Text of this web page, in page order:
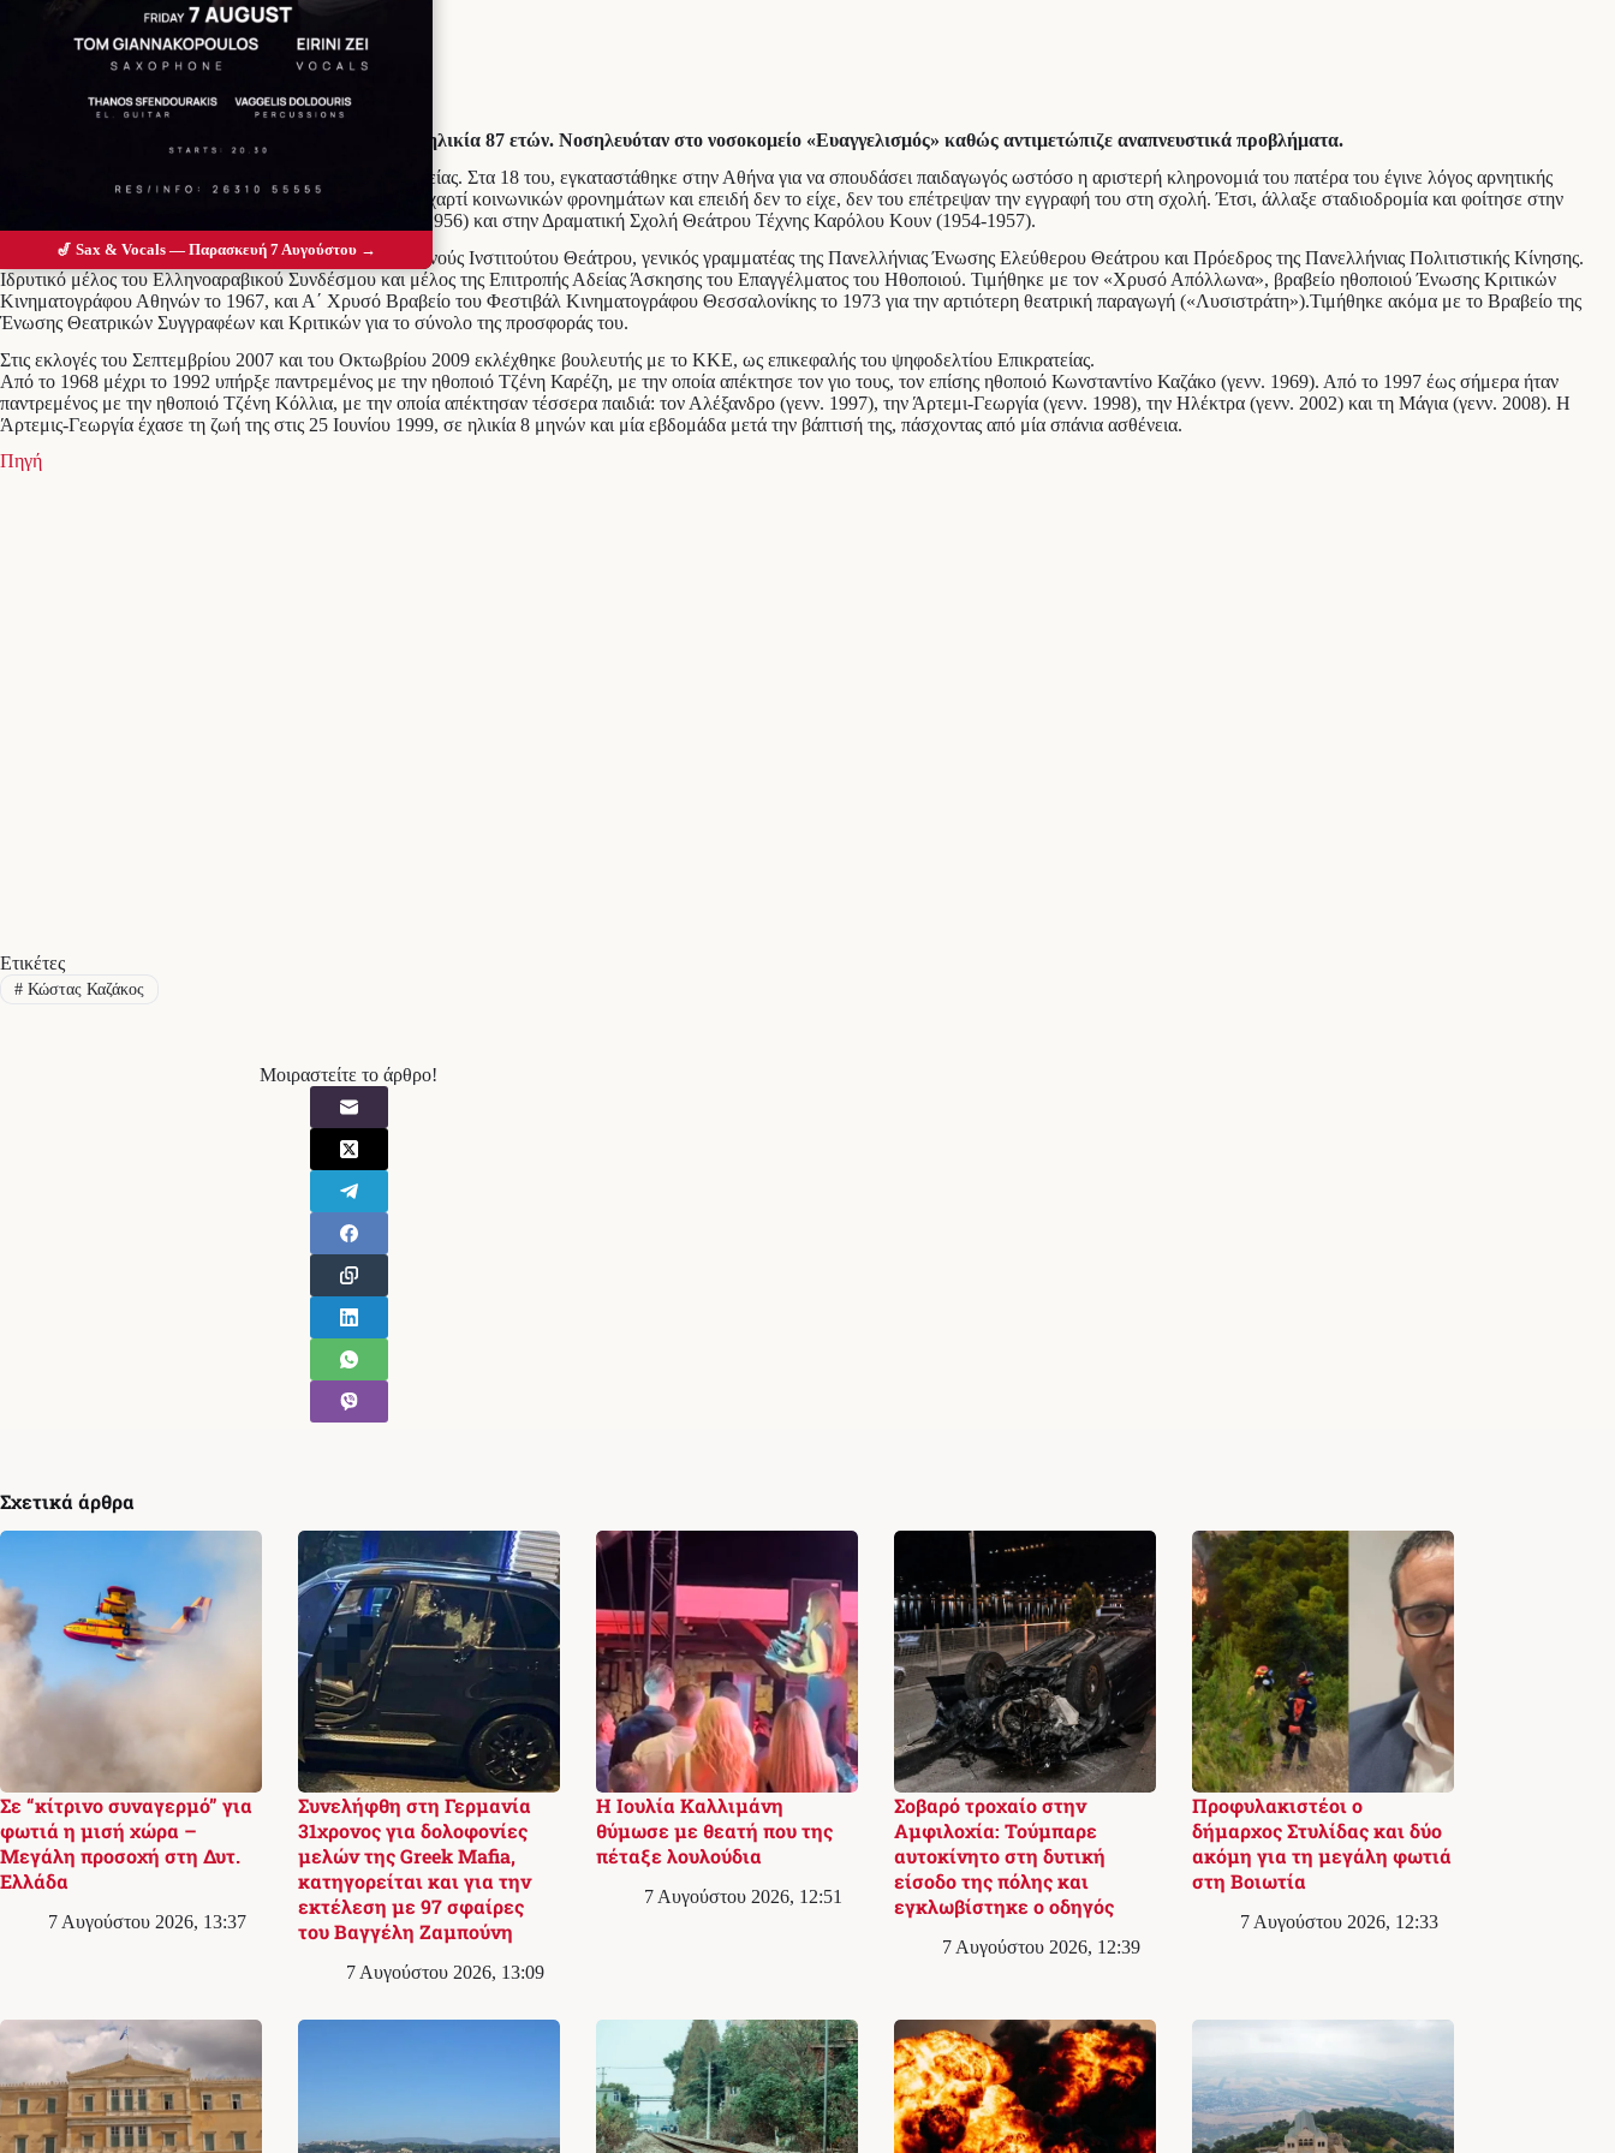
Προσθέστε το Messolonghi Voice ως
Καζάκος, σε ηλικία 87 ετών. Νοσηλευόταν στο νοσοκομείο «Ευαγγελισμός» καθώς αντιμετώπιζε αναπνευστικά προβλήματα.
Ο Κώστας Καζάκος γεννήθηκε το 1935 στον Πύργο Ηλείας. Στα 18 του, εγκαταστάθηκε στην Αθήνα για να σπουδάσει παιδαγωγός ωστόσο η αριστερή κληρονομιά του πατέρα του έγινε λόγος αρνητικής
αντιμετώπισής του από το πανεπιστήμιο. Του ζητούσαν χαρτί κοινωνικών φρονημάτων και επειδή δεν το είχε, δεν του επέτρεψαν την εγγραφή του στη σχολή. Έτσι, άλλαξε σταδιοδρομία και φοίτησε στην
Σχολή Κινηματογράφου Λυκούργου Σταυράκου (1953-1956) και στην Δραματική Σχολή Θεάτρου Τέχνης Καρόλου Κουν (1954-1957).
Υπήρξε αντιπρόεδρος του Ελληνικού Κέντρου του Διεθνούς Ινστιτούτου Θεάτρου, γενικός γραμματέας της Πανελλήνιας Ένωσης Ελεύθερου Θεάτρου και Πρόεδρος της Πανελλήνιας Πολιτιστικής Κίνησης.
Ιδρυτικό μέλος του Ελληνοαραβικού Συνδέσμου και μέλος της Επιτροπής Αδείας Άσκησης του Επαγγέλματος του Ηθοποιού. Τιμήθηκε με τον «Χρυσό Απόλλωνα», βραβείο ηθοποιού Ένωσης Κριτικών
Κινηματογράφου Αθηνών το 1967, και Α΄ Χρυσό Βραβείο του Φεστιβάλ Κινηματογράφου Θεσσαλονίκης το 1973 για την αρτιότερη θεατρική παραγωγή («Λυσιστράτη»).Τιμήθηκε ακόμα με το Βραβείο της
Ένωσης Θεατρικών Συγγραφέων και Κριτικών για το σύνολο της προσφοράς του.
Στις εκλογές του Σεπτεμβρίου 2007 και του Οκτωβρίου 2009 εκλέχθηκε βουλευτής με το ΚΚΕ, ως επικεφαλής του ψηφοδελτίου Επικρατείας.
Από το 1968 μέχρι το 1992 υπήρξε παντρεμένος με την ηθοποιό Τζένη Καρέζη, με την οποία απέκτησε τον γιο τους, τον επίσης ηθοποιό Κωνσταντίνο Καζάκο (γενν. 1969). Από το 1997 έως σήμερα ήταν
παντρεμένος με την ηθοποιό Τζένη Κόλλια, με την οποία απέκτησαν τέσσερα παιδιά: τον Αλέξανδρο (γενν. 1997), την Άρτεμι-Γεωργία (γενν. 1998), την Ηλέκτρα (γενν. 2002) και τη Μάγια (γενν. 2008). Η
Άρτεμις-Γεωργία έχασε τη ζωή της στις 25 Ιουνίου 1999, σε ηλικία 8 μηνών και μία εβδομάδα μετά την βάπτισή της, πάσχοντας από μία σπάνια ασθένεια.
Πηγή
Ετικέτες
#Κώστας Καζάκος
Μοιραστείτε το άρθρο!
Σχετικά άρθρα
Σε “κίτρινο συναγερμό” για
φωτιά η μισή χώρα –
Μεγάλη προσοχή στη Δυτ.
Ελλάδα
7 Αυγούστου 2026, 13:37
Συνελήφθη στη Γερμανία
31χρονος για δολοφονίες
μελών της Greek Mafia,
κατηγορείται και για την
εκτέλεση με 97 σφαίρες
του Βαγγέλη Ζαμπούνη
7 Αυγούστου 2026, 13:09
Η Ιουλία Καλλιμάνη
θύμωσε με θεατή που της
πέταξε λουλούδια
7 Αυγούστου 2026, 12:51
Σοβαρό τροχαίο στην
Αμφιλοχία: Τούμπαρε
αυτοκίνητο στη δυτική
είσοδο της πόλης και
εγκλωβίστηκε ο οδηγός
7 Αυγούστου 2026, 12:39
Προφυλακιστέοι ο
δήμαρχος Στυλίδας και δύο
ακόμη για τη μεγάλη φωτιά
στη Βοιωτία
7 Αυγούστου 2026, 12:33
🎷 Sax & Vocals — Παρασκευή 7 Αυγούστου →